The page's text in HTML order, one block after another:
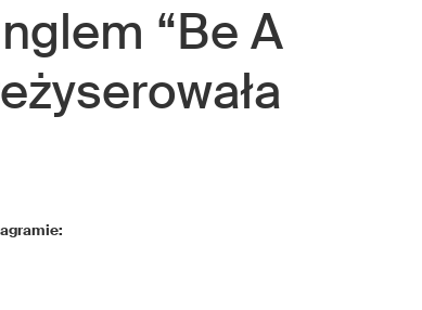
“Be A